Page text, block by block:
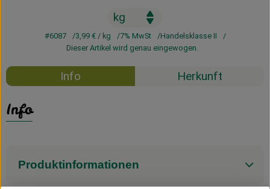
#6087 3,99 € / kg 7% MwSt
Handelsklasse II
Dieser Artikel wird genau eingewogen.
Info Herkunft
Info
Produktinformationen